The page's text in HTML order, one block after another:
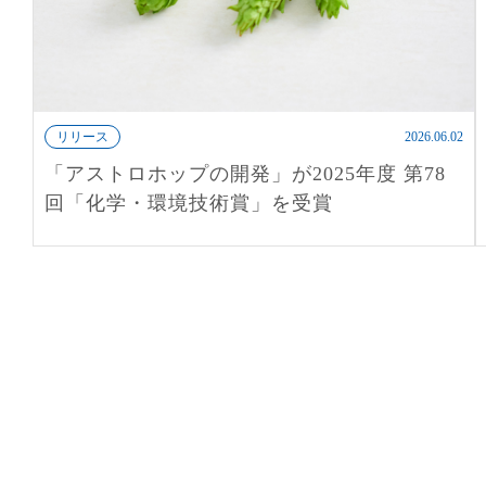
リリース 2026.06.02
「アストロホップの開発」が2025年度 第78
回「化学・環境技術賞」を受賞